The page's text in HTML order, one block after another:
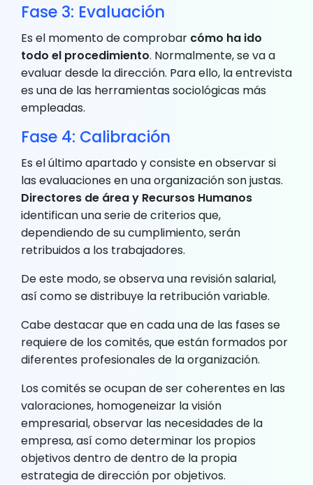
Fase 3: Evaluación
Es el momento de comprobar cómo ha ido
todo el procedimiento. Normalmente, se va a
evaluar desde la dirección. Para ello, la entrevista
es una de las herramientas sociológicas más
empleadas.
Fase 4: Calibración
Es el último apartado y consiste en observar si
las evaluaciones en una organización son justas.
Directores de área y Recursos Humanos
identifican una serie de criterios que,
dependiendo de su cumplimiento, serán
retribuidos a los trabajadores.
De este modo, se observa una revisión salarial,
así como se distribuye la retribución variable.
Cabe destacar que en cada una de las fases se
requiere de los comités, que están formados por
diferentes profesionales de la organización.
Los comités se ocupan de ser coherentes en las
valoraciones, homogeneizar la visión
empresarial, observar las necesidades de la
empresa, así como determinar los propios
objetivos dentro de dentro de la propia
estrategia de dirección por objetivos.